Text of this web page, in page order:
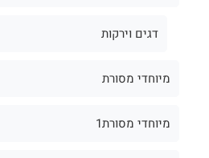
דגים וירקות
מיוחדי מסורת
מיוחדי מסורת1